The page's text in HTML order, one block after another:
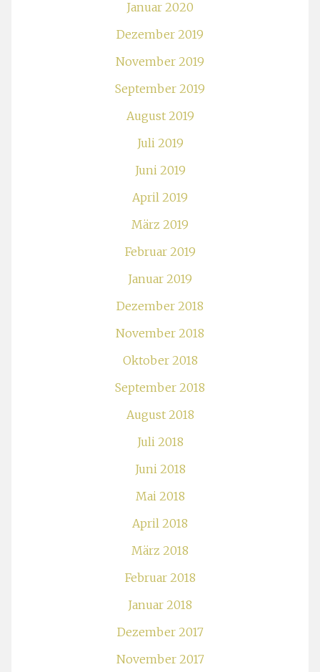
Januar 2020
Dezember 2019
November 2019
September 2019
August 2019
Juli 2019
Juni 2019
April 2019
März 2019
Februar 2019
Januar 2019
Dezember 2018
November 2018
Oktober 2018
September 2018
August 2018
Juli 2018
Juni 2018
Mai 2018
April 2018
März 2018
Februar 2018
Januar 2018
Dezember 2017
November 2017